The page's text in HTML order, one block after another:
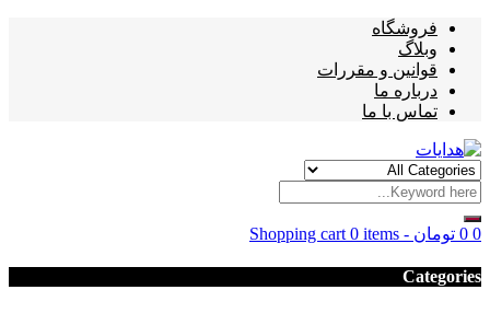
فروشگاه
وبلاگ
قوانین و مقررات
درباره ما
تماس با ما
Shopping cart 0 items - 0 تومان 0
Categories